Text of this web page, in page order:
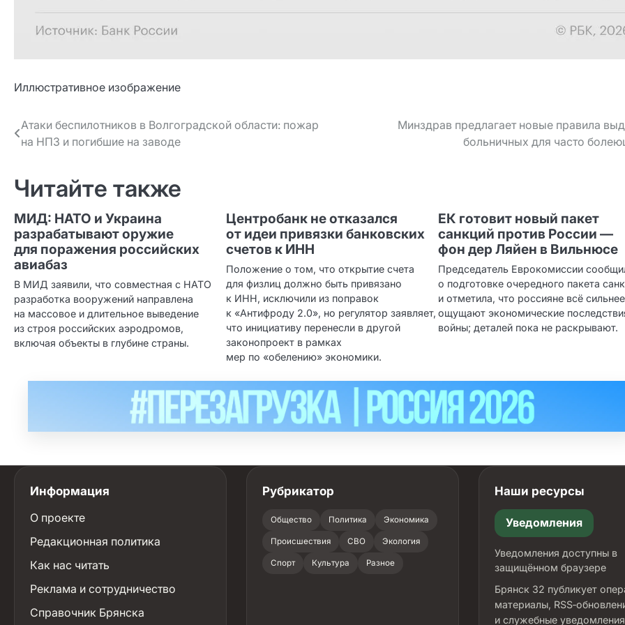
Иллюстративное изображение
Навигация
Атаки беспилотников в Волгоградской области: пожар
на НПЗ и погибшие на заводе
Минздрав предлагает новые правила
больничных для часто
Читайте также
МИД: НАТО и Украина
разрабатывают оружие
для поражения российских
авиабаз
В МИД заявили, что совместная с НАТО
разработка вооружений направлена
на массовое и длительное выведение
из строя российских аэродромов,
включая объекты в глубине страны.
Центробанк не отказался
от идеи привязки банковских
счетов к ИНН
Положение о том, что открытие счета
для физлиц должно быть привязано
к ИНН, исключили из поправок
к «Антифроду 2.0», но регулятор заявляет,
что инициативу перенесли в другой
законопроект в рамках
мер по «обелению» экономики.
ЕК готовит новый пакет
санкций против России —
фон дер Ляйен в Вильнюсе
Председатель Еврокомиссии
о подготовке очередного пакета
и отметила, что россияне всё сильнее
ощущают экономические
войны; деталей пока не раскрывают.
Информация
О проекте
Редакционная политика
Как нас читать
Реклама и сотрудничество
Справочник Брянска
Рубрикатор
Общество Политика Экономика
Происшествия СВО Экология
Спорт Культура Разное
Наши ресурсы
Уведомления
Уведомления доступны в
защищённом браузере
Брянск 32 публикует
материалы,
и служебные